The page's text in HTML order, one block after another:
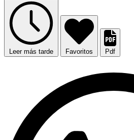
Leer más tarde Favoritos Pdf